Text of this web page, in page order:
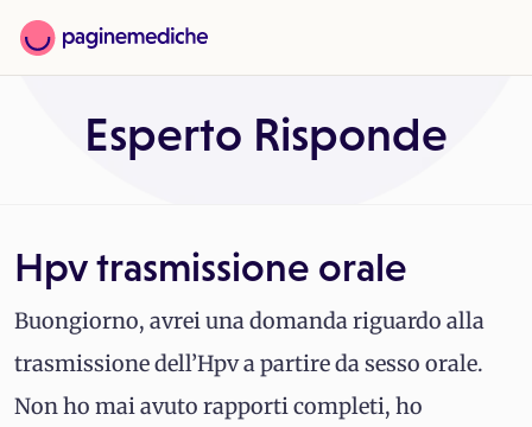
Esperto Risponde
Hpv trasmissione orale
Buongiorno, avrei una domanda riguardo alla
trasmissione dell’Hpv a partire da sesso orale.
Non ho mai avuto rapporti completi, ho